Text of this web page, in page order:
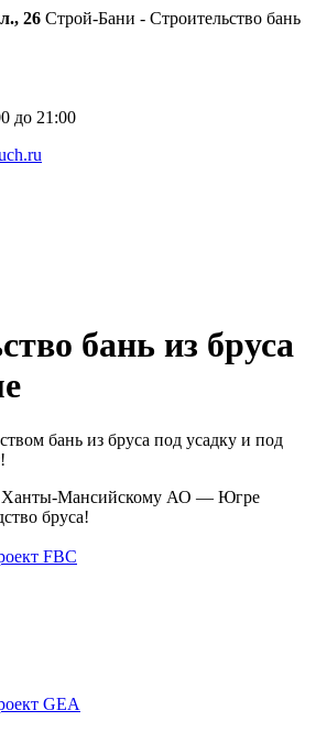
26 Строй-Бани - Строительство бань
до 21:00
бань из бруса
бань из бруса под усадку и под
Ханты-Мансийскому АО — Югре
бруса!
FBC
GEA